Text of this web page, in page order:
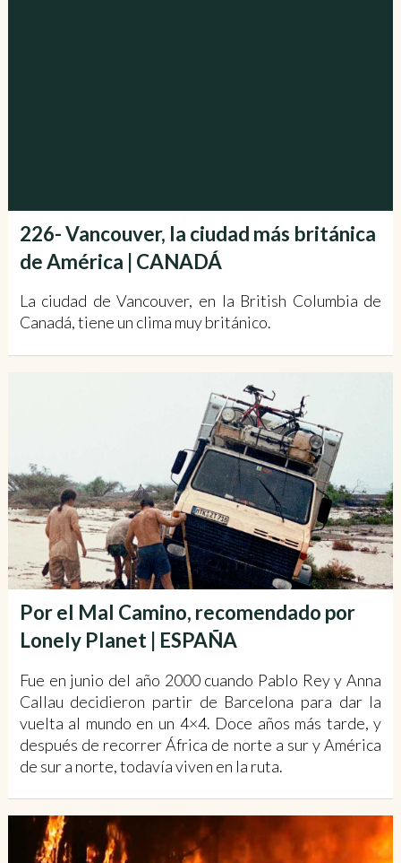
226- Vancouver, la ciudad más británica
de América | CANADÁ
La ciudad de Vancouver, en la British Columbia de
Canadá, tiene un clima muy británico.
Por el Mal Camino, recomendado por
Lonely Planet | ESPAÑA
Fue en junio del año 2000 cuando Pablo Rey y Anna
Callau decidieron partir de Barcelona para dar la
vuelta al mundo en un 4×4. Doce años más tarde, y
después de recorrer África de norte a sur y América
de sur a norte, todavía viven en la ruta.